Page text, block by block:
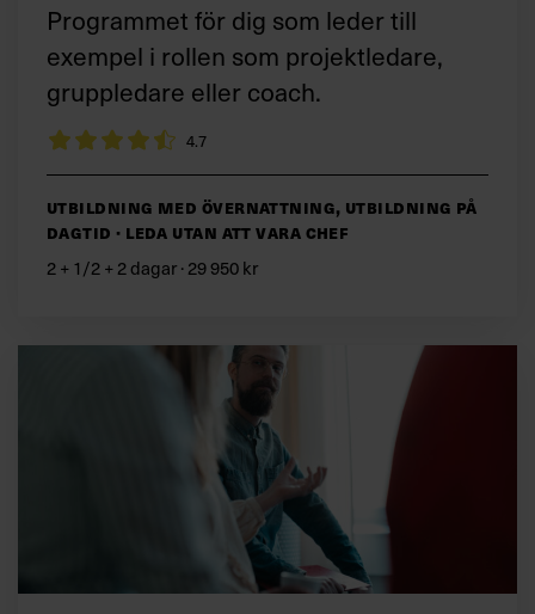
Programmet för dig som leder till
exempel i rollen som projektledare,
gruppledare eller coach.
4.7
Utbildning med övernattning, Utbildning på
dagtid · Leda utan att vara chef
2 + 1/2 + 2 dagar · 29 950 kr